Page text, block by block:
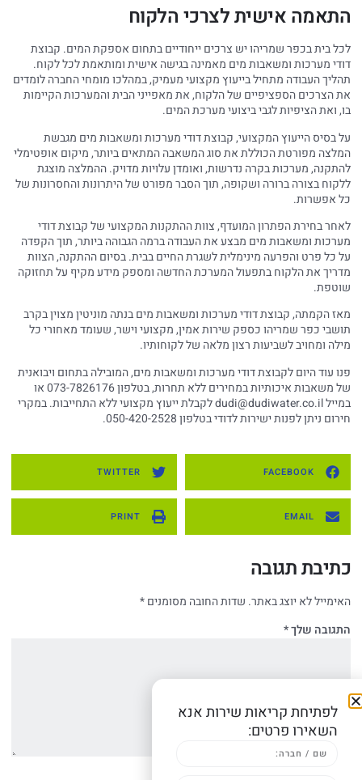
התאמה אישית לצרכי הלקוח
לכל בית בכפר שמריהו יש צרכים ייחודיים בתחום אספקת המים. קבוצת
דודי מערכות ומשאבות מים מאמינה בגישה אישית ומותאמת לכל לקוח.
תהליך העבודה מתחיל בייעוץ מקצועי מעמיק, במהלכו מומחי החברה לומדים
את הצרכים הספציפיים של הלקוח, את מאפייני הבית והמערכות הקיימות
בו, ואת הציפיות לגבי ביצועי מערכת המים.
על בסיס הייעוץ המקצועי, קבוצת דודי מערכות ומשאבות מים מגבשת
המלצה מפורטת הכוללת את סוג המשאבה המתאים ביותר, מיקום אופטימלי
להתקנה, מערכות בקרה נדרשות, ואומדן עלויות מדויק. ההמלצה מוצגת
ללקוח בצורה ברורה ושקופה, תוך הסבר מפורט של היתרונות והחסרונות של
כל אפשרות.
לאחר בחירת הפתרון המועדף, צוות ההתקנות המקצועי של קבוצת דודי
מערכות ומשאבות מים מבצע את העבודה ברמה הגבוהה ביותר, תוך הקפדה
על כל פרט והפרעה מינימלית לשגרת החיים בבית. בסיום ההתקנה, הצוות
מדריך את הלקוח בתפעול המערכת החדשה ומספק מידע מקיף על תחזוקה
שוטפת.
מאז הקמתה, קבוצת דודי מערכות ומשאבות מים בנתה מוניטין מצוין בקרב
תושבי כפר שמריהו כספק שירות אמין, מקצועי וישר, שעומד מאחורי כל
מילה ומחויב לשביעות רצון מלאה של לקוחותיו.
פנו עוד היום לקבוצת דודי מערכות ומשאבות מים, המובילה בתחום ויבואנית
של משאבות איכותיות במחירים ללא תחרות, בטלפון 073-7826176 או
במיילdudi@dudiwater.co.ilלקבלת ייעוץ מקצועי ללא התחייבות. במקרי
חירום ניתן לפנות ישירות לדודי בטלפון 050-420-2528.
FACEBOOK
TWITTER
EMAIL
PRINT
כתיבת תגובה
האימייל לא יוצג באתר. שדות החובה מסומנים*
התגובה שלך*
לפתיחת קריאות שירות אנא
השאירו פרטים: